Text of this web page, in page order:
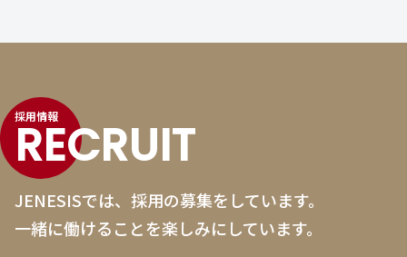
採用情報
RECRUIT
JENESISでは、採用の募集をしています。
一緒に働けることを楽しみにしています。